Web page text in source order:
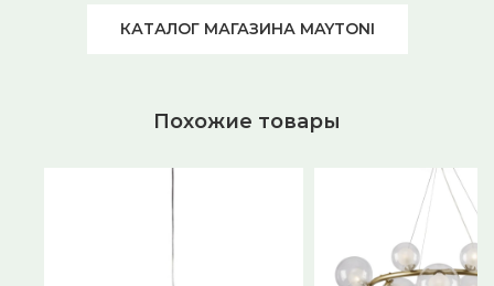
КАТАЛОГ МАГАЗИНА MAYTONI
Похожие товары